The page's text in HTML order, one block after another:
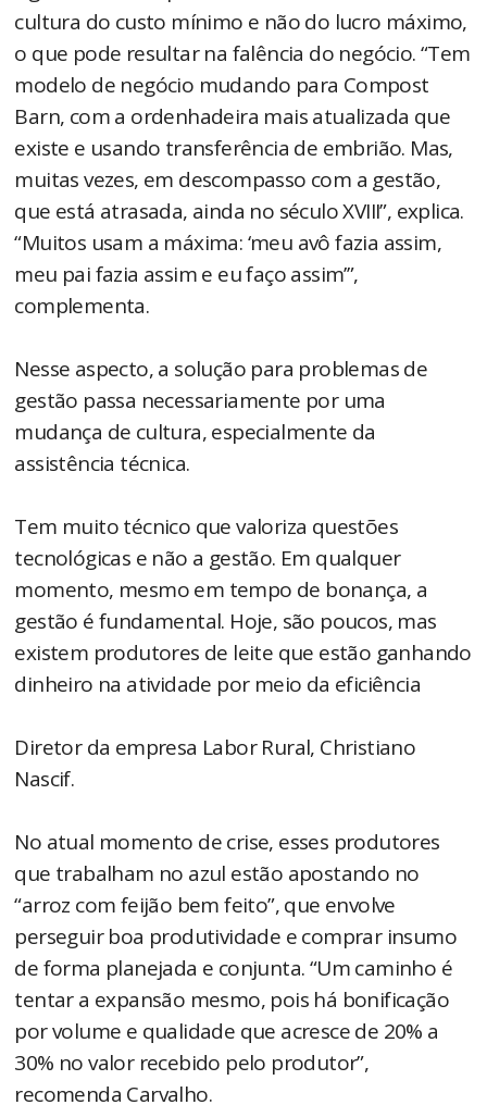
cultura do custo mínimo e não do lucro máximo,
o que pode resultar na falência do negócio. “Tem
modelo de negócio mudando para Compost
Barn, com a ordenhadeira mais atualizada que
existe e usando transferência de embrião. Mas,
muitas vezes, em descompasso com a gestão,
que está atrasada, ainda no século XVIII”, explica.
“Muitos usam a máxima: ‘meu avô fazia assim,
meu pai fazia assim e eu faço assim’”,
complementa.
Nesse aspecto, a solução para problemas de
gestão passa necessariamente por uma
mudança de cultura, especialmente da
assistência técnica.
Tem muito técnico que valoriza questões
tecnológicas e não a gestão. Em qualquer
momento, mesmo em tempo de bonança, a
gestão é fundamental. Hoje, são poucos, mas
existem produtores de leite que estão ganhando
dinheiro na atividade por meio da eficiência
Diretor da empresa Labor Rural, Christiano
Nascif.
No atual momento de crise, esses produtores
que trabalham no azul estão apostando no
“arroz com feijão bem feito”, que envolve
perseguir boa produtividade e comprar insumo
de forma planejada e conjunta. “Um caminho é
tentar a expansão mesmo, pois há bonificação
por volume e qualidade que acresce de 20% a
30% no valor recebido pelo produtor”,
recomenda Carvalho.